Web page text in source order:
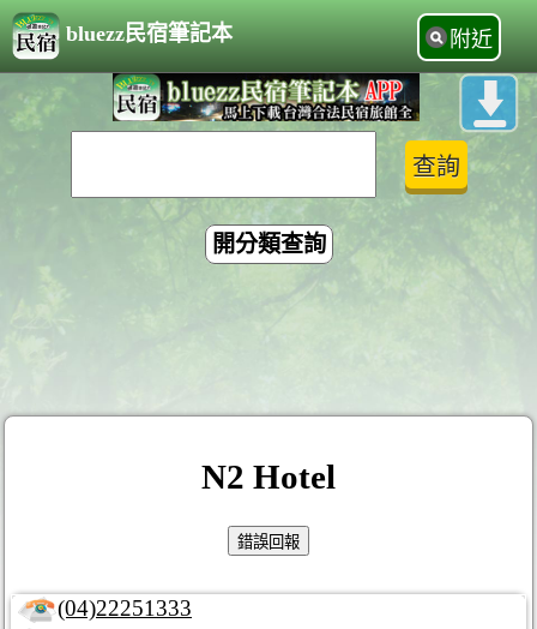
bluezz民宿筆記本 附近
開分類查詢
N2 Hotel
(04)22251333